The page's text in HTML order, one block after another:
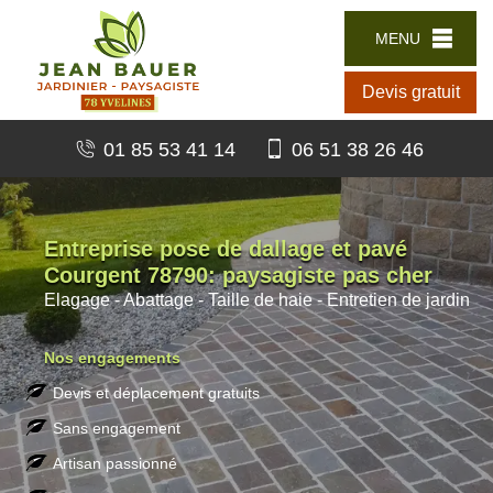
MENU
Devis gratuit
01 85 53 41 14 06 51 38 26 46
Entreprise pose de dallage et pavé
Courgent 78790: paysagiste pas cher
Elagage - Abattage - Taille de haie - Entretien de jardin
Nos engagements
Devis et déplacement gratuits
Sans engagement
Artisan passionné